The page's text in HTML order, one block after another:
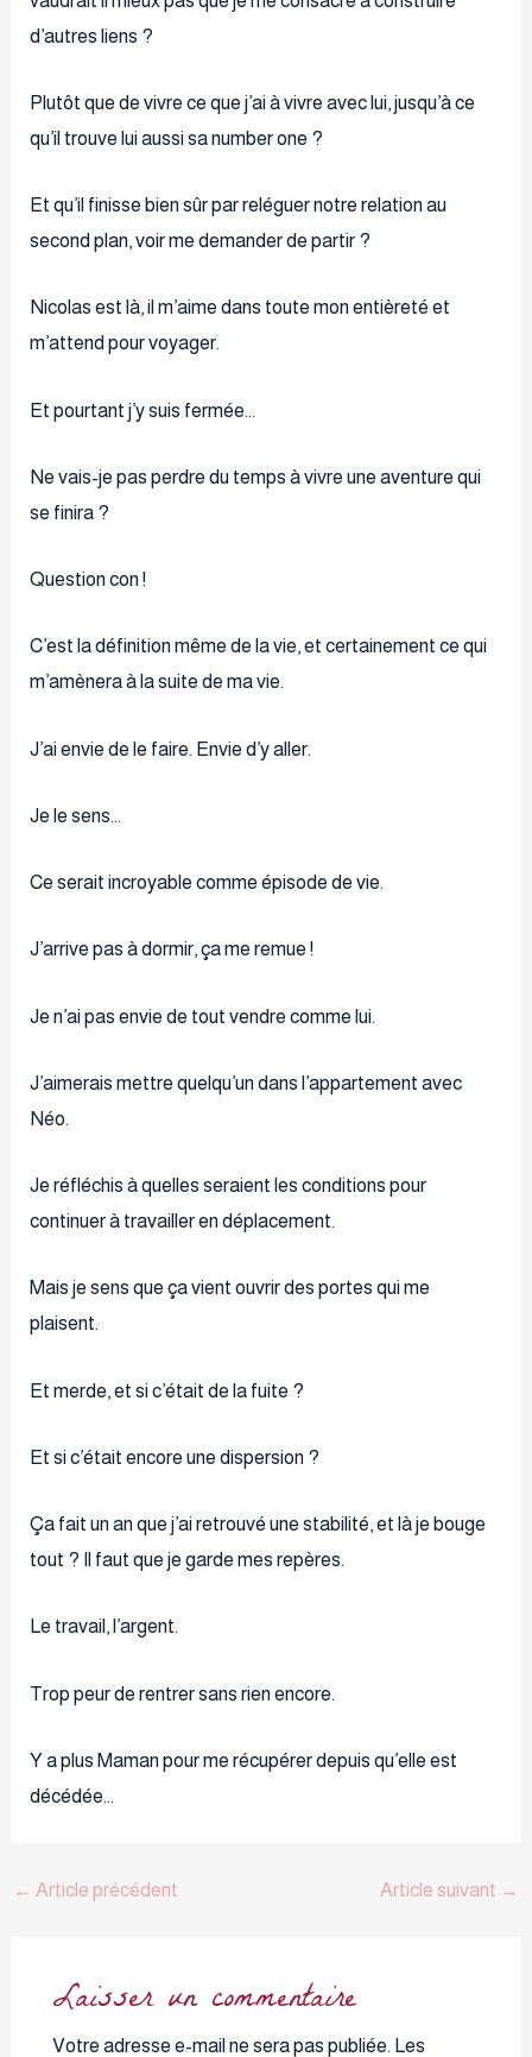
d’autres liens ?
Plutôt que de vivre ce que j’ai à vivre avec lui, jusqu’à ce
qu’il trouve lui aussi sa number one ?
Et qu’il finisse bien sûr par reléguer notre relation au
second plan, voir me demander de partir ?
Nicolas est là, il m’aime dans toute mon entièreté et
m’attend pour voyager.
Et pourtant j’y suis fermée…
Ne vais-je pas perdre du temps à vivre une aventure qui
se finira ?
Question con !
C’est la définition même de la vie, et certainement ce qui
m’amènera à la suite de ma vie.
J’ai envie de le faire. Envie d’y aller.
Je le sens…
Ce serait incroyable comme épisode de vie.
J’arrive pas à dormir, ça me remue !
Je n’ai pas envie de tout vendre comme lui.
J’aimerais mettre quelqu’un dans l’appartement avec
Néo.
Je réfléchis à quelles seraient les conditions pour
continuer à travailler en déplacement.
Mais je sens que ça vient ouvrir des portes qui me
plaisent.
Et merde, et si c’était de la fuite ?
Et si c’était encore une dispersion ?
Ça fait un an que j’ai retrouvé une stabilité, et là je bouge
tout ? Il faut que je garde mes repères.
Le travail, l’argent.
Trop peur de rentrer sans rien encore.
Y a plus Maman pour me récupérer depuis qu’elle est
décédée…
← Article précédent Article suivant →
Laisser un commentaire
Votre adresse e-mail ne sera pas publiée. Les